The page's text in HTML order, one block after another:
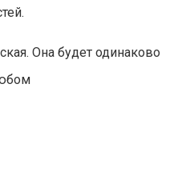
Она будет одинаково